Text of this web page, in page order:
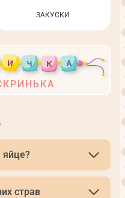
ЗАКУСКИ
яйце?
страв